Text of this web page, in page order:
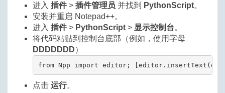
进入 插件> 插件管理员 并找到 PythonScript。
安装并重启 Notepad++。
进入 插件> PythonScript > 显示控制台。
将代码粘贴到控制台底部（例如，使用字母
DDDDDDD）
点击 运行。